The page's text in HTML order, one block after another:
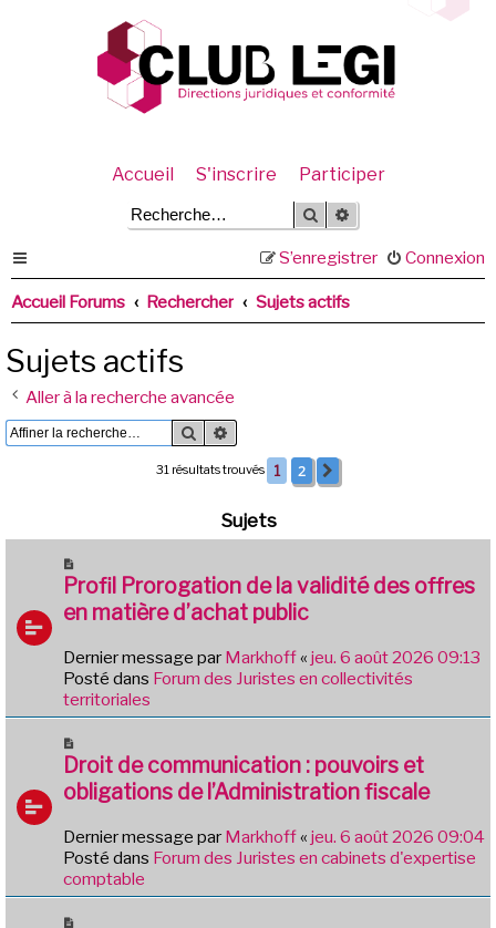
Accueil S'inscrire Participer
Rechercher
Connexion
S’enregistrer
Accueil Forums Rechercher Sujets actifs
Sujets actifs
Aller à la recherche avancée
Rechercher
31 résultats trouvés 1 2
Sujets
o
u
v
a
u
m
s
a
e
Profil Prorogation de la validité des offres
en matière d’achat public
Dernier message par Markhoff« jeu. 6 août 2026 09:13
Posté dans Forum des Juristes en collectivités
territoriales
o
u
v
a
u
m
Droit de communication : pouvoirs et
obligations de l’Administration fiscale
Dernier message par Markhoff« jeu. 6 août 2026 09:04
Posté dans Forum des Juristes en cabinets d'expertise
comptable